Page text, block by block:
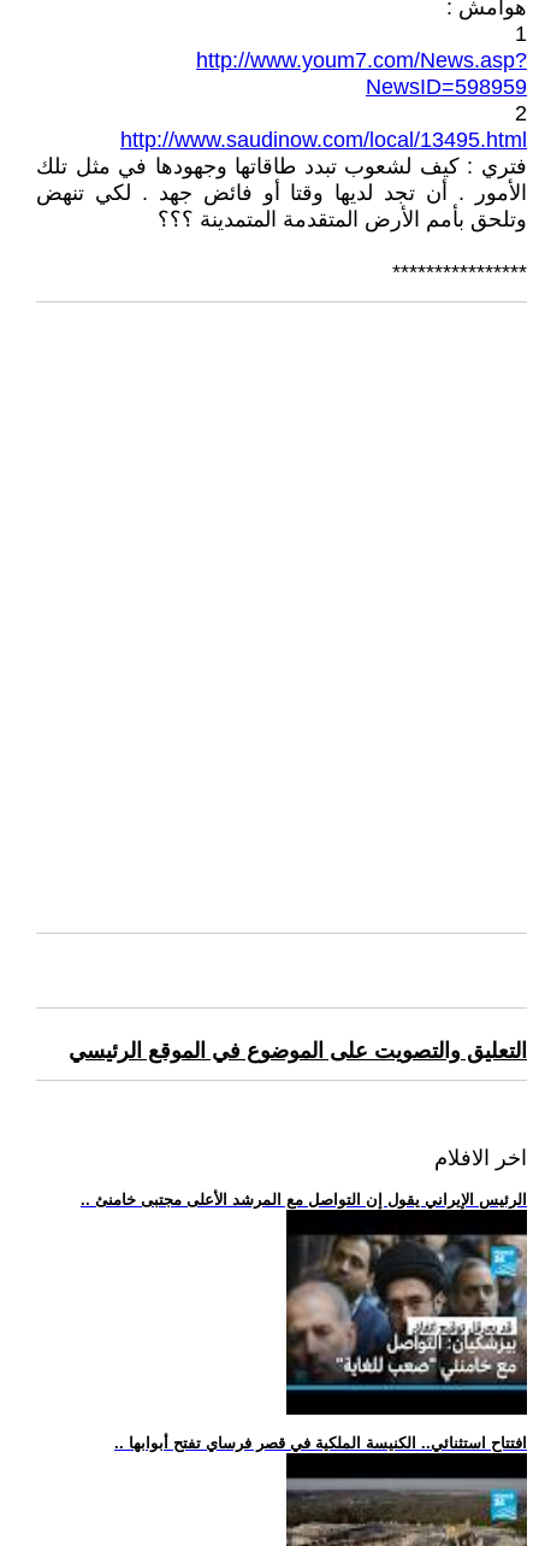
هوامش :
1
http://www.youm7.com/News.asp?
NewsID=598959
2
http://www.saudinow.com/local/13495.html
فتري : كيف لشعوب تبدد طاقاتها وجهودها في مثل تلك
الأمور . أن تجد لديها وقتا أو فائض جهد . لكي تنهض
وتلحق بأمم الأرض المتقدمة المتمدينة ؟؟؟
****************
التعليق والتصويت على الموضوع في الموقع الرئيسي
اخر الافلام
.. الرئيس الإيراني يقول إن التواصل مع المرشد الأعلى مجتبى خامنئ
.. افتتاح استثنائي.. الكنيسة الملكية في قصر فرساي تفتح أبوابها